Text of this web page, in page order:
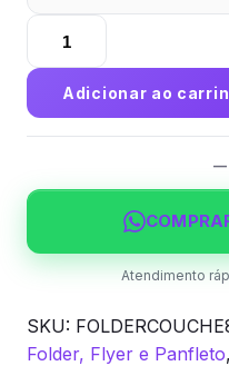
Folder
Couchê
80g
Sem
Verniz
Adicionar ao
—
Atendimento
SKU:
Folder, Flyer e Panfleto,